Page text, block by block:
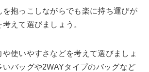
を抱っこしながらでも楽に持ち運びが
えて選びましょう。
や使いやすさなどを考えて選びましょ
いバッグや2WAYタイプのバッグなど